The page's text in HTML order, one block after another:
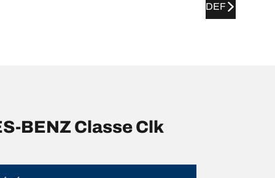
DEF
BENZ Classe Clk